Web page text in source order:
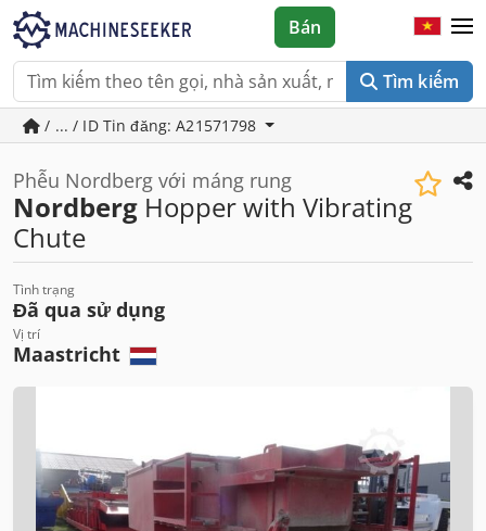
Tìm kiếm
Bán
/ ... / ID Tin đăng: A21571798
Phễu Nordberg với máng rung
Nordberg Hopper with Vibrating
Chute
Tình trạng
Đã qua sử dụng
Vị trí
Maastricht